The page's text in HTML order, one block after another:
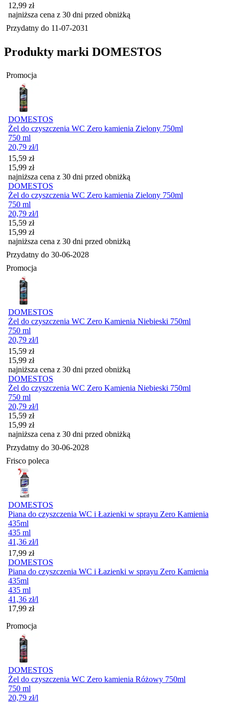
12,99 zł
najniższa cena z 30 dni przed obniżką
Przydatny do 11-07-2031
Produkty marki DOMESTOS
Promocja
DOMESTOS
Żel do czyszczenia WC Zero kamienia Zielony 750ml
750 ml
20,79 zł/l
Cena promocyjna
15,59 zł
15,99 zł
najniższa cena z 30 dni przed obniżką
DOMESTOS
Żel do czyszczenia WC Zero kamienia Zielony 750ml
750 ml
20,79 zł/l
Cena promocyjna
15,59 zł
15,99 zł
najniższa cena z 30 dni przed obniżką
Przydatny do 30-06-2028
Promocja
DOMESTOS
Żel do czyszczenia WC Zero Kamienia Niebieski 750ml
750 ml
20,79 zł/l
Cena promocyjna
15,59 zł
15,99 zł
najniższa cena z 30 dni przed obniżką
DOMESTOS
Żel do czyszczenia WC Zero Kamienia Niebieski 750ml
750 ml
20,79 zł/l
Cena promocyjna
15,59 zł
15,99 zł
najniższa cena z 30 dni przed obniżką
Przydatny do 30-06-2028
Frisco poleca
DOMESTOS
Piana do czyszczenia WC i Łazienki w sprayu Zero Kamienia
435ml
435 ml
41,36 zł/l
Cena
17,99 zł
DOMESTOS
Piana do czyszczenia WC i Łazienki w sprayu Zero Kamienia
435ml
435 ml
41,36 zł/l
Cena
17,99 zł
Promocja
DOMESTOS
Żel do czyszczenia WC Zero kamienia Różowy 750ml
750 ml
20,79 zł/l